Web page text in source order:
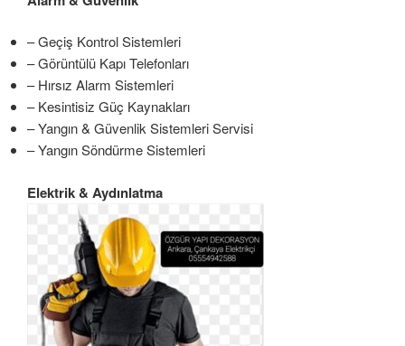
– Geçiş Kontrol Sistemleri
– Görüntülü Kapı Telefonları
– Hırsız Alarm Sistemleri
– Kesintisiz Güç Kaynakları
– Yangın & Güvenlik Sistemleri Servisi
– Yangın Söndürme Sistemleri
Elektrik & Aydınlatma